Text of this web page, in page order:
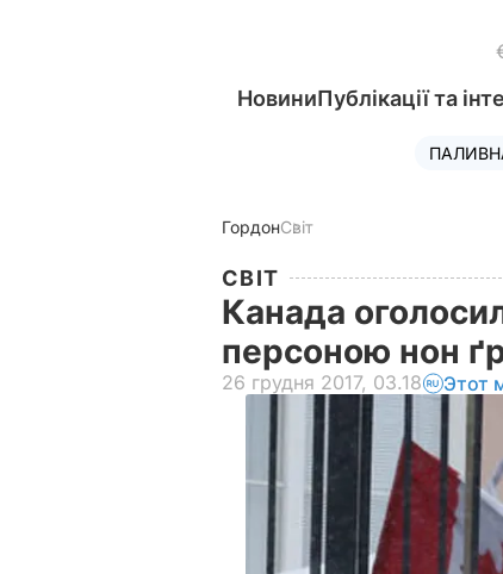
НовиниПублікації та
ГордонСвіт
СВІТ
Канада
персоною нон
26 грудня 2017, 03.18 Этот